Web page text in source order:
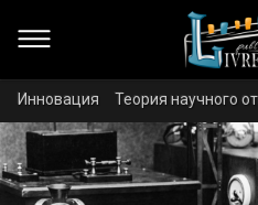
Инновация Теория научного